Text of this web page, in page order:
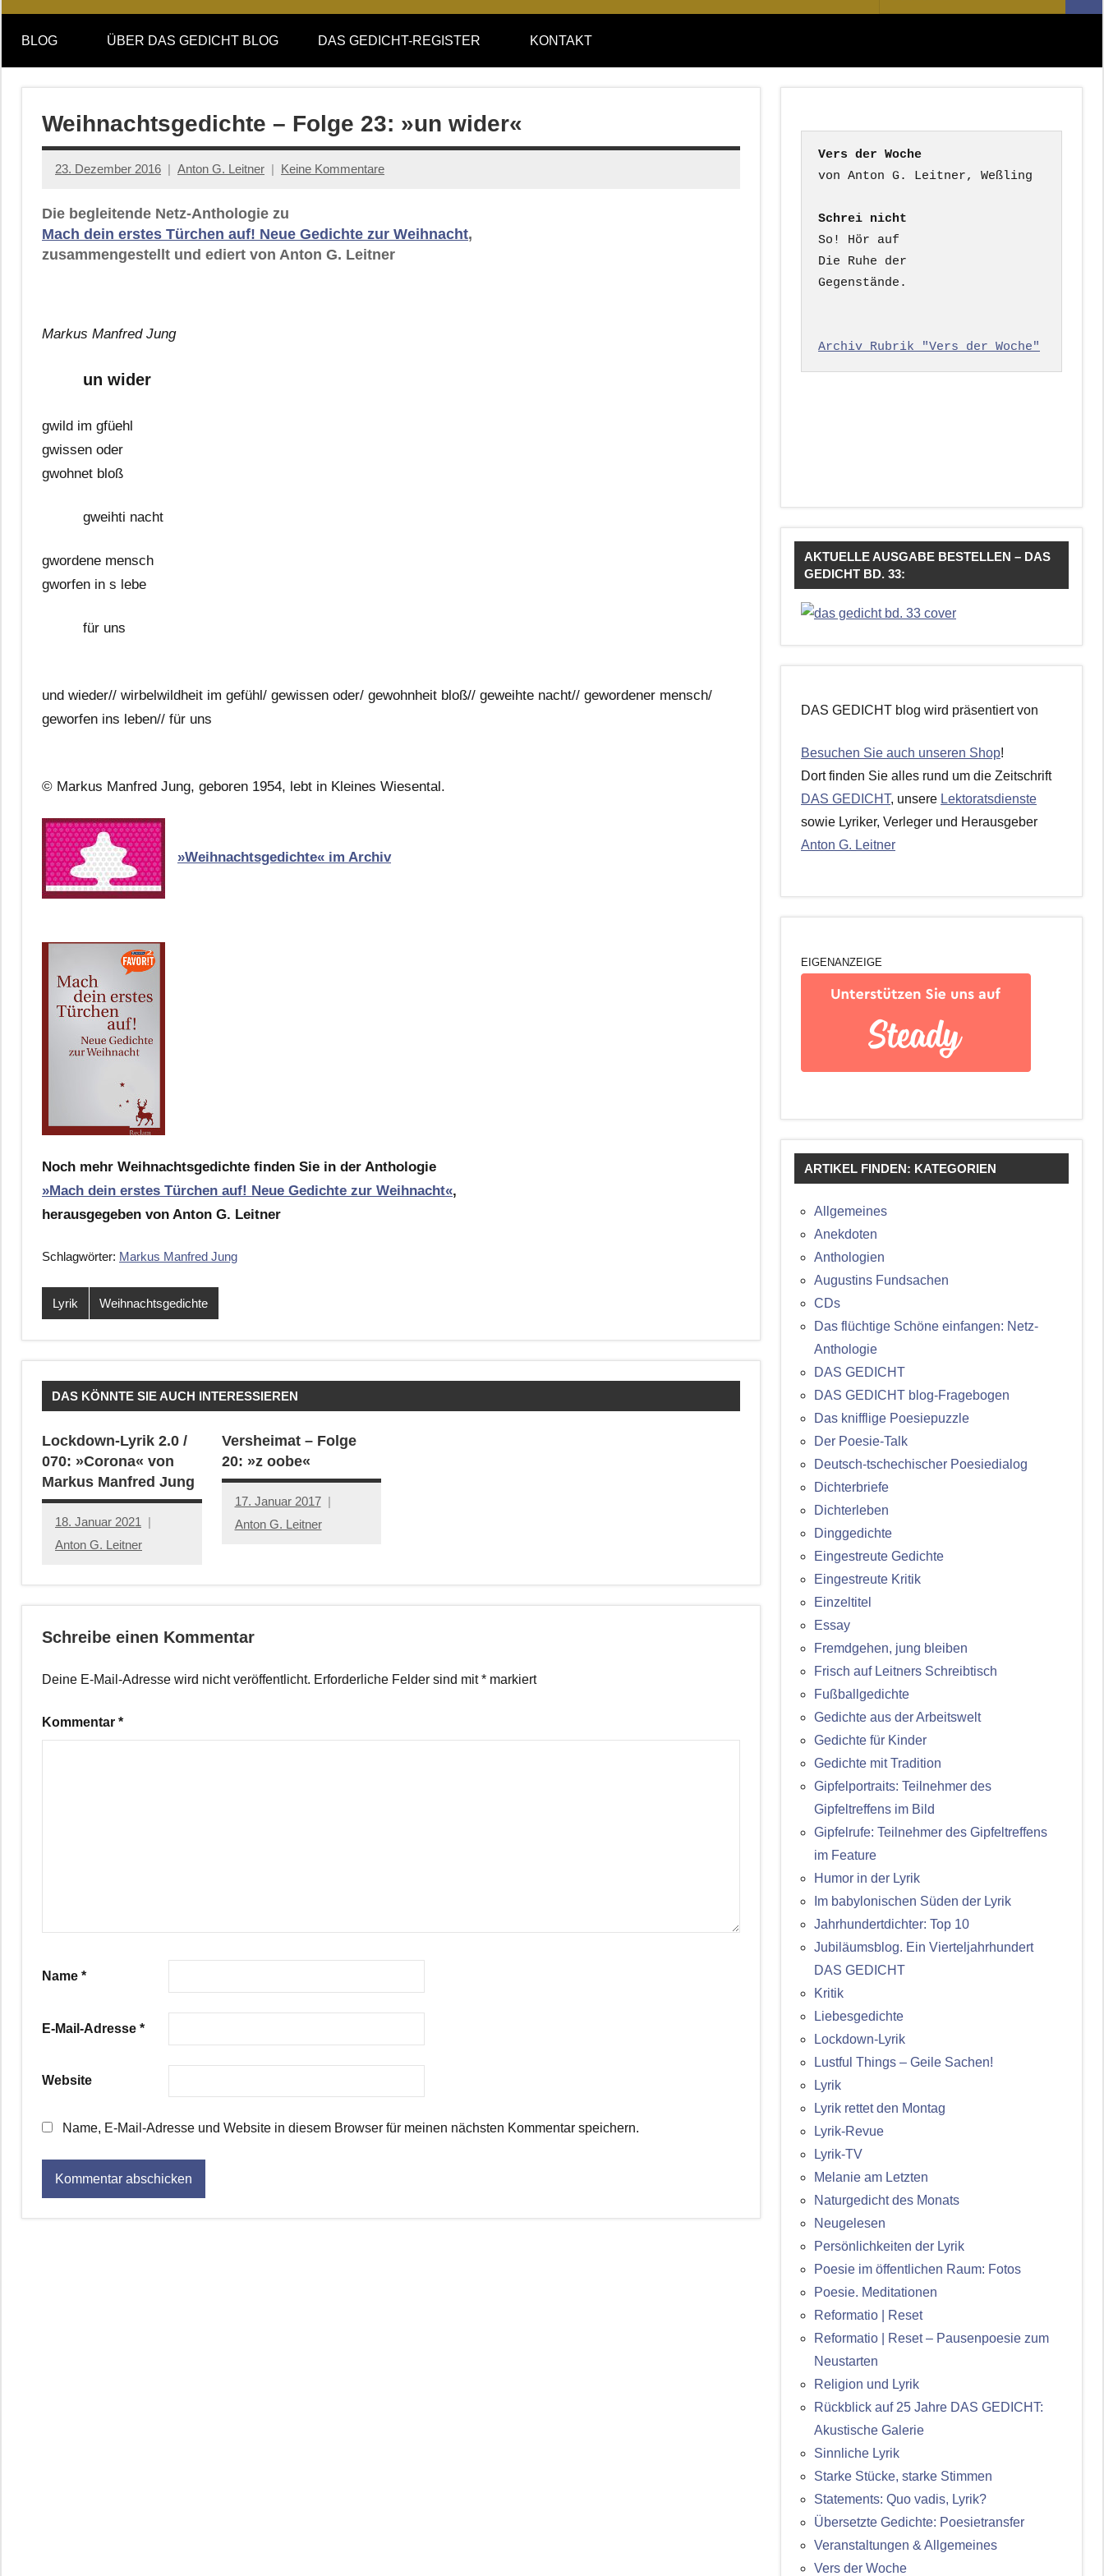
DAS
GEDICHT
blog
DAS
GEDICHT.
Zeitschrift
nach:
BLOG ÜBER DAS GEDICHT BLOG DAS GEDICHT-REGISTER KONTAKT
Weihnachtsgedichte – Folge 23: »un wider«
23. Dezember 2016 Anton G. Leitner Keine Kommentare
Die begleitende Netz-Anthologie zu
Mach dein erstes Türchen auf! Neue Gedichte zur Weihnacht,
zusammengestellt und ediert von Anton G. Leitner
Markus Manfred Jung
un wider
gwild im gfüehl
gwissen oder
gwohnet bloß
gweihti nacht
gwordene mensch
gworfen in s lebe
für uns
und wieder// wirbelwildheit im gefühl/ gewissen oder/ gewohnheit bloß// geweihte nacht// gewordener mensch/
geworfen ins leben// für uns
© Markus Manfred Jung, geboren 1954, lebt in Kleines Wiesental.
»Weihnachtsgedichte« im Archiv
Noch mehr Weihnachtsgedichte finden Sie in der Anthologie
»Mach dein erstes Türchen auf! Neue Gedichte zur Weihnacht«,
herausgegeben von Anton G. Leitner
Schlagwörter: Markus Manfred Jung
Lyrik Weihnachtsgedichte
DAS KÖNNTE SIE AUCH INTERESSIEREN
Lockdown-Lyrik 2.0 /
070: »Corona« von
Markus Manfred Jung
18. Januar 2021
Anton G. Leitner
Versheimat – Folge
20: »z oobe«
17. Januar 2017
Anton G. Leitner
Schreibe einen Kommentar
Deine E-Mail-Adresse wird nicht veröffentlicht. Erforderliche Felder sind mit* markiert
Kommentar *
Name *
E-Mail-Adresse *
Website
Name, E-Mail-Adresse und Website in diesem Browser für meinen nächsten Kommentar speichern.
Vers der Woche
Schrei nicht
So! Hör auf
Die Ruhe der
Gegenstände.
Archiv Rubrik "Vers der Woche"
AKTUELLE AUSGABE BESTELLEN – DAS
GEDICHT BD. 33:
DAS GEDICHT blog wird präsentiert von
Besuchen Sie auch unseren Shop!
Dort finden Sie alles rund um die Zeitschrift
DAS GEDICHT, unsere Lektoratsdienste
sowie Lyriker, Verleger und Herausgeber
Anton G. Leitner
EIGENANZEIGE
ARTIKEL FINDEN: KATEGORIEN
Allgemeines
Anekdoten
Anthologien
Augustins Fundsachen
CDs
Das flüchtige Schöne einfangen: Netz-
Anthologie
DAS GEDICHT
DAS GEDICHT blog-Fragebogen
Das knifflige Poesiepuzzle
Der Poesie-Talk
Deutsch-tschechischer Poesiedialog
Dichterbriefe
Dichterleben
Dinggedichte
Eingestreute Gedichte
Eingestreute Kritik
Einzeltitel
Essay
Fremdgehen, jung bleiben
Frisch auf Leitners Schreibtisch
Fußballgedichte
Gedichte aus der Arbeitswelt
Gedichte für Kinder
Gedichte mit Tradition
Gipfelportraits: Teilnehmer des
Gipfeltreffens im Bild
Gipfelrufe: Teilnehmer des Gipfeltreffens
im Feature
Humor in der Lyrik
Im babylonischen Süden der Lyrik
Jahrhundertdichter: Top 10
Jubiläumsblog. Ein Vierteljahrhundert
DAS GEDICHT
Kritik
Liebesgedichte
Lockdown-Lyrik
Lustful Things – Geile Sachen!
Lyrik
Lyrik rettet den Montag
Lyrik-Revue
Lyrik-TV
Melanie am Letzten
Naturgedicht des Monats
Neugelesen
Persönlichkeiten der Lyrik
Poesie im öffentlichen Raum: Fotos
Poesie. Meditationen
Reformatio | Reset
Reformatio | Reset – Pausenpoesie zum
Neustarten
Religion und Lyrik
Rückblick auf 25 Jahre DAS GEDICHT:
Akustische Galerie
Sinnliche Lyrik
Starke Stücke, starke Stimmen
Statements: Quo vadis, Lyrik?
Übersetzte Gedichte: Poesietransfer
Veranstaltungen & Allgemeines
Vers der Woche